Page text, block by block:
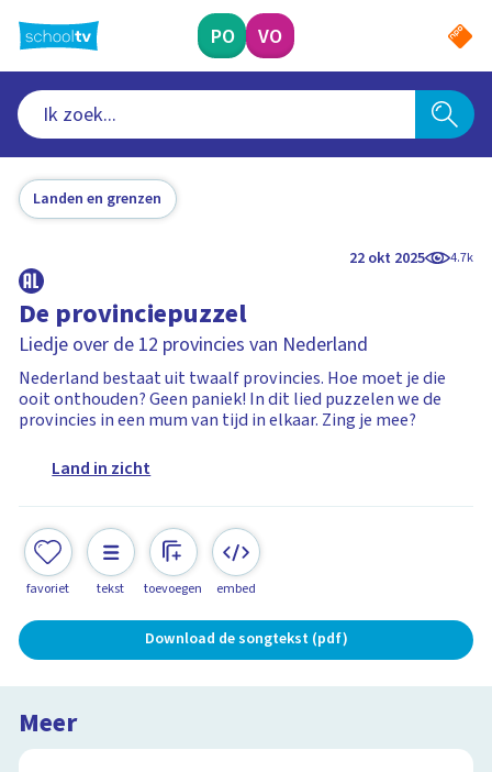
naar
hoofdinhoud
PO VO
Landen en grenzen
22 okt 2025 4.7k
De provinciepuzzel
Liedje over de 12 provincies van Nederland
Nederland bestaat uit twaalf provincies. Hoe moet je die
ooit onthouden? Geen paniek! In dit lied puzzelen we de
provincies in een mum van tijd in elkaar. Zing je mee?
Land in zicht
favoriet tekst toevoegen embed
Download de songtekst (pdf)
Meer